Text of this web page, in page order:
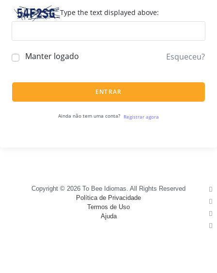
Type the text displayed above:
Manter logado Esqueceu?
ENTRAR
Ainda não tem uma conta? Registrar agora
Copyright © 2026 To Bee Idiomas. All Rights Reserved
Política de Privacidade
Termos de Uso
Ajuda